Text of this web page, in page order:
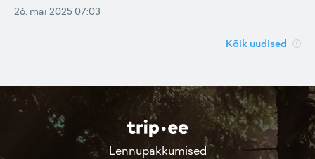
26. mai 2025 07:03
Kõik uudised
Lennupakkumised